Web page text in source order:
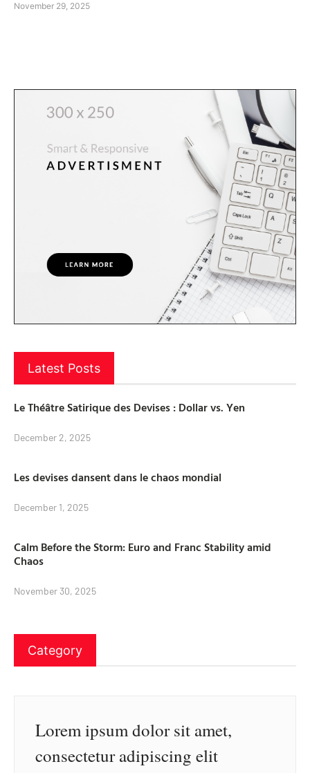
November 29, 2025
Latest Posts
Le Théâtre Satirique des Devises : Dollar vs. Yen
December 2, 2025
Les devises dansent dans le chaos mondial
December 1, 2025
Calm Before the Storm: Euro and Franc Stability amid
Chaos
November 30, 2025
Category
Lorem ipsum dolor sit amet,
consectetur adipiscing elit